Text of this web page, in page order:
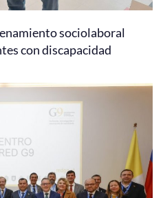
sociolaboral
con discapacidad